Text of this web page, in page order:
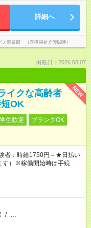
詳細へ
事業部 （医療福祉介護関連）
掲載日：2026.08.07
NEW
イクな高齢者
OK
生歓迎
ブランクOK
者：時給1750円～★日払い
）※稼働開始時は手続き完
/ …